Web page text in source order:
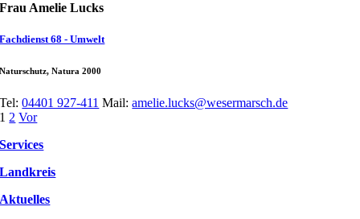
Frau Amelie Lucks
Fachdienst 68 - Umwelt
Naturschutz, Natura 2000
Tel: 04401 927-411 Mail: amelie.lucks@wesermarsch.de
1 2 Vor
Services
Landkreis
Aktuelles